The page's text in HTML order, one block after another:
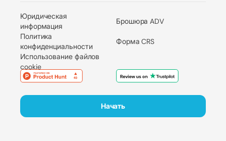
Юридическая
информация
Политика
конфиденциальности
Использование файлов
cookie
Брошюра ADV
Форма CRS
Начать